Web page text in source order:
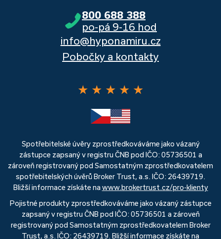
800 688 388
po-pá 9-16 hod
info@hyponamiru.cz
Pobočky a kontakty
★ ★ ★ ★ ★
Spotřebitelské úvěry zprostředkováváme jako vázaný
zástupce zapsaný v registru ČNB pod IČO: 05736501 a
zároveň registrovaný pod Samostatným zprostředkovatelem
spotřebitelských úvěrů Broker Trust, a.s. IČO: 26439719.
Bližší informace získáte na www.brokertrust.cz/pro-klienty
Pojistné produkty zprostředkováváme jako vázaný zástupce
zapsaný v registru ČNB pod IČO: 05736501 a zároveň
registrovaný pod Samostatným zprostředkovatelem Broker
Trust, a.s. IČO: 26439719. Bližší informace získáte na